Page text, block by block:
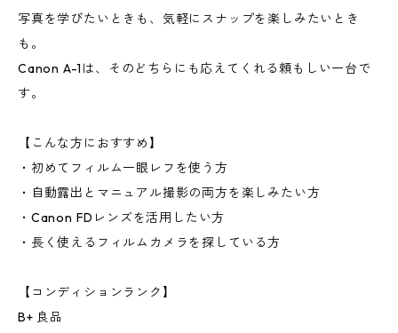
写真を学びたいときも、気軽にスナップを楽しみたいとき
も。
Canon A-1は、そのどちらにも応えてくれる頼もしい一台で
す。
【こんな方におすすめ】
・初めてフィルム一眼レフを使う方
・自動露出とマニュアル撮影の両方を楽しみたい方
・Canon FDレンズを活用したい方
・長く使えるフィルムカメラを探している方
【コンディションランク】
B+ 良品